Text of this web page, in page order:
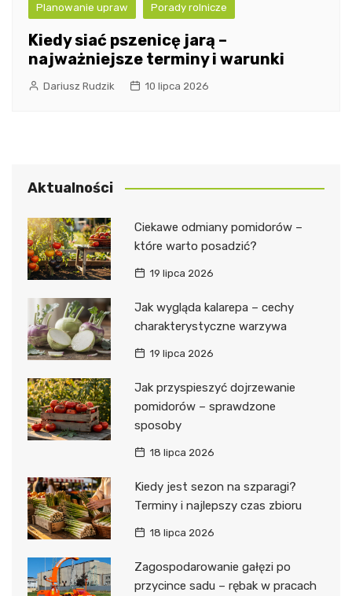
Planowanie upraw Porady rolnicze
Kiedy siać pszenicę jarą –
najważniejsze terminy i warunki
Dariusz Rudzik 10 lipca 2026
Aktualności
Ciekawe odmiany pomidorów –
które warto posadzić?
19 lipca 2026
Jak wygląda kalarepa – cechy
charakterystyczne warzywa
19 lipca 2026
Jak przyspieszyć dojrzewanie
pomidorów – sprawdzone
sposoby
18 lipca 2026
Kiedy jest sezon na szparagi?
Terminy i najlepszy czas zbioru
18 lipca 2026
Zagospodarowanie gałęzi po
przycince sadu – rębak w pracach